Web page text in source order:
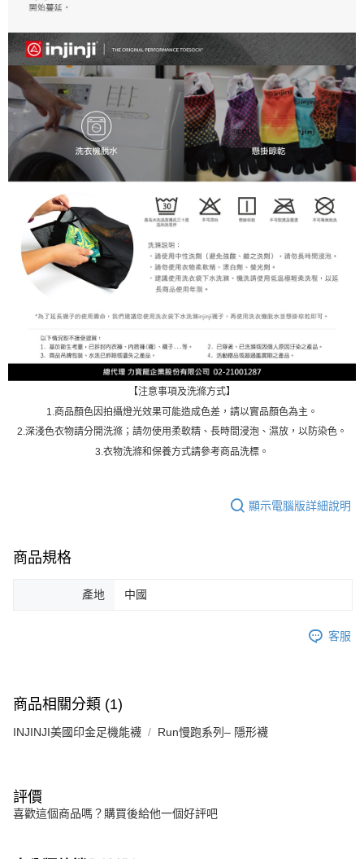
【注意事項及洗滌方式】
1.商品顏色因拍攝燈光效果可能造成色差，請以實品顏色為主。
2.深淺色衣物請分開洗滌；請勿使用柔軟精、長時間浸泡、濕放，以防染色。
3.衣物洗滌和保養方式請參考商品洗標。
顯示電腦版詳細說明
商品規格
產地 中國
客服
商品相關分類 (1)
INJINJI美國印金足機能襪 Run慢跑系列– 隱形襪
評價
喜歡這個商品嗎？購買後給他一個好評吧